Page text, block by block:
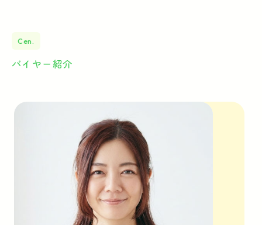
Cen.
バイヤー紹介